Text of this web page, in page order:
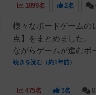
1099名 2名
様々なボードゲームの
点】をまとめました。
ながらゲームが進むボ
続きを読む（約1年前）
475名 3名 0